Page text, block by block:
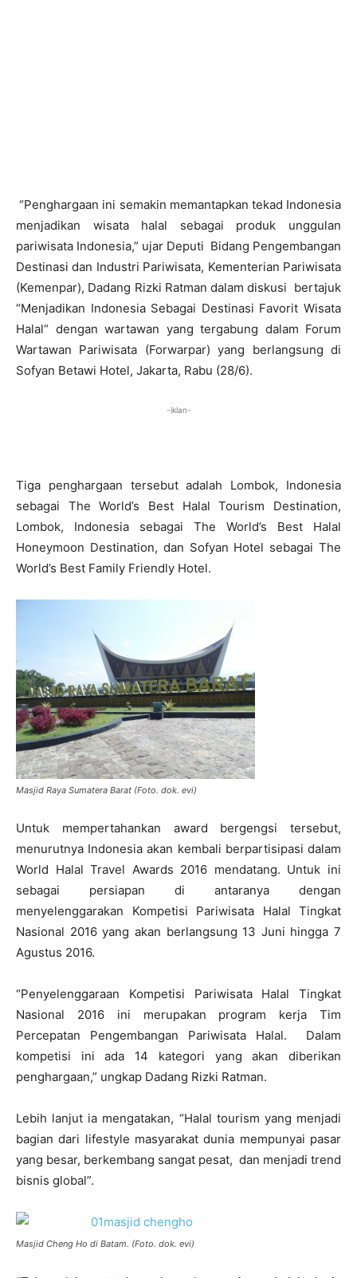
“Penghargaan ini semakin memantapkan tekad Indonesia
menjadikan wisata halal sebagai produk unggulan
pariwisata Indonesia,” ujar Deputi Bidang Pengembangan
Destinasi dan Industri Pariwisata, Kementerian Pariwisata
(Kemenpar), Dadang Rizki Ratman dalam diskusi bertajuk
“Menjadikan Indonesia Sebagai Destinasi Favorit Wisata
Halal“ dengan wartawan yang tergabung dalam Forum
Wartawan Pariwisata (Forwarpar) yang berlangsung di
Sofyan Betawi Hotel, Jakarta, Rabu (28/6).
-iklan-
Tiga penghargaan tersebut adalah Lombok, Indonesia
sebagai The World’s Best Halal Tourism Destination,
Lombok, Indonesia sebagai The World’s Best Halal
Honeymoon Destination, dan Sofyan Hotel sebagai The
World’s Best Family Friendly Hotel.
Masjid Raya Sumatera Barat (Foto. dok. evi)
Untuk mempertahankan award bergengsi tersebut,
menurutnya Indonesia akan kembali berpartisipasi dalam
World Halal Travel Awards 2016 mendatang. Untuk ini
sebagai persiapan di antaranya dengan
menyelenggarakan Kompetisi Pariwisata Halal Tingkat
Nasional 2016 yang akan berlangsung 13 Juni hingga 7
Agustus 2016.
“Penyelenggaraan Kompetisi Pariwisata Halal Tingkat
Nasional 2016 ini merupakan program kerja Tim
Percepatan Pengembangan Pariwisata Halal. Dalam
kompetisi ini ada 14 kategori yang akan diberikan
penghargaan,” ungkap Dadang Rizki Ratman.
Lebih lanjut ia mengatakan, “Halal tourism yang menjadi
bagian dari lifestyle masyarakat dunia mempunyai pasar
yang besar, berkembang sangat pesat, dan menjadi trend
bisnis global”.
Masjid Cheng Ho di Batam. (Foto. dok. evi)